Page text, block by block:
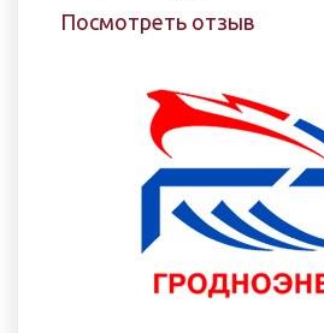
Посмотреть отзыв